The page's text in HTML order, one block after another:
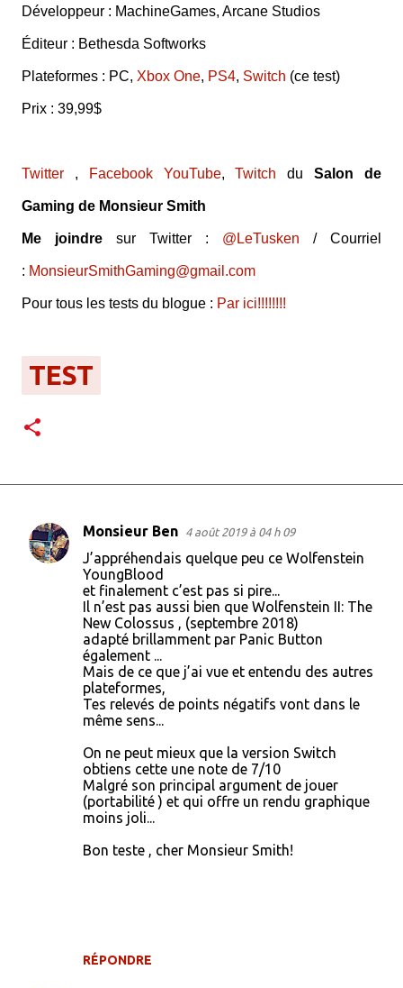
Développeur : MachineGames, Arcane Studios
Éditeur : Bethesda Softworks
Plateformes : PC, Xbox One, PS4, Switch (ce test)
Prix : 39,99$
Twitter , Facebook YouTube,Twitch duSalon de
Gaming de Monsieur Smith
Me joindre sur Twitter : @LeTusken / Courriel
: MonsieurSmithGaming@gmail.com
Pour tous les tests du blogue : Par ici!!!!!!!!
TEST
C
Monsieur Ben 4 août 2019 à 04 h 09
J’appréhendais quelque peu ce Wolfenstein
YoungBlood
et finalement c’est pas si pire...
Il n’est pas aussi bien que Wolfenstein II: The
New Colossus , (septembre 2018)
adapté brillamment par Panic Button
également ...
Mais de ce que j’ai vue et entendu des autres
plateformes,
Tes relevés de points négatifs vont dans le
même sens...
On ne peut mieux que la version Switch
obtiens cette une note de 7/10
Malgré son principal argument de jouer
(portabilité ) et qui offre un rendu graphique
moins joli...
Bon teste , cher Monsieur Smith!
RÉPONDRE